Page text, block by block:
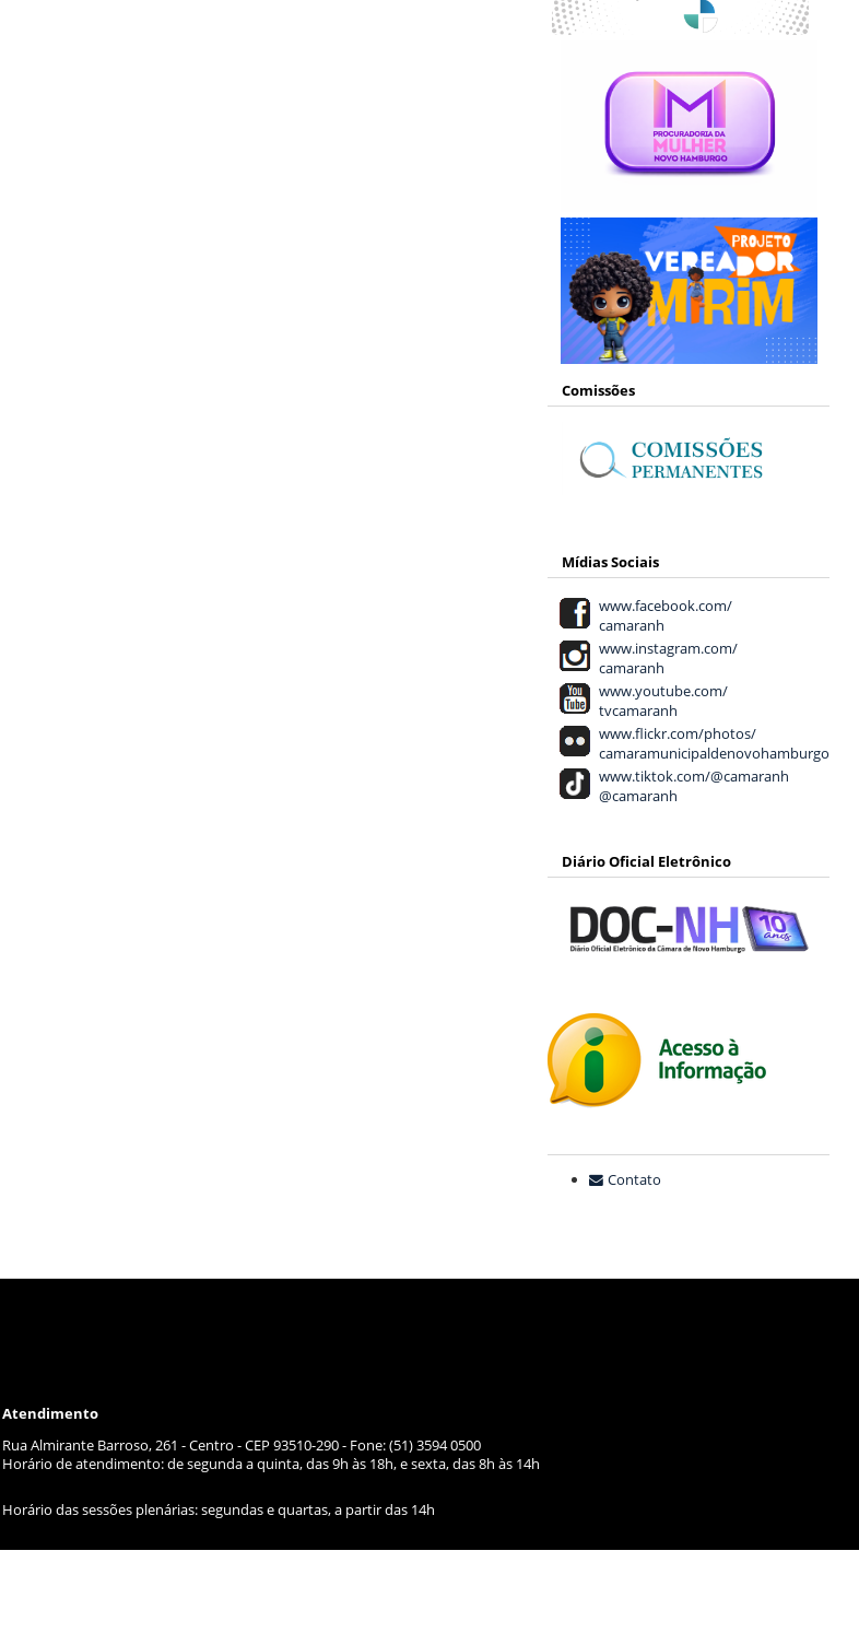
Comissões
Mídias Sociais
www.facebook.com/
camaranh
www.instagram.com/
camaranh
www.youtube.com/
tvcamaranh
www.flickr.com/photos/
camaramunicipaldenovohamburgo
www.tiktok.com/@camaranh
@camaranh
Diário Oficial Eletrônico
Contato
Atendimento
Rua Almirante Barroso, 261 - Centro - CEP 93510-290 - Fone: (51) 3594 0500
Horário de atendimento: de segunda a quinta, das 9h às 18h, e sexta, das8h às 14h
Horário das sessões plenárias: segundas e quartas, a partir das 14h
Gerência de Comunicação e manutenção do site:jornalismo@camaranh.rs.gov.br- (51) 3594-0510